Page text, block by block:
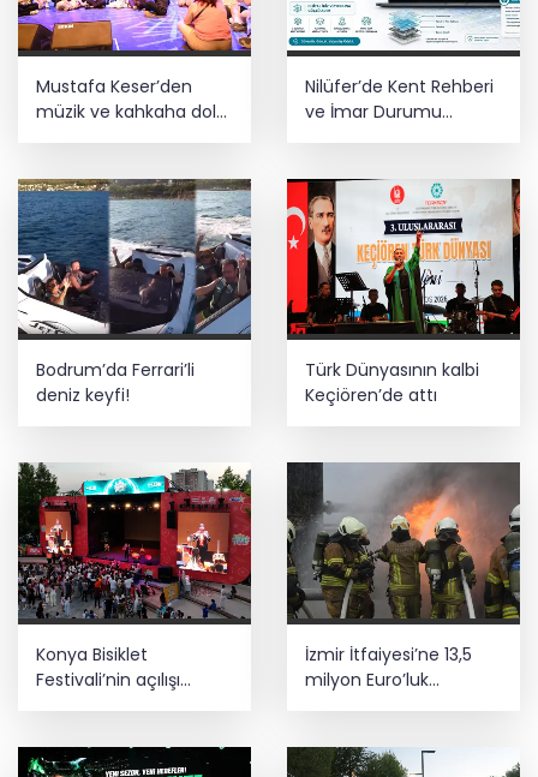
Lavantanın hikayesi başlıyor
başlıyor
Mustafa Keser’den
müzik ve kahkaha dolu
Nilüfer’de Kent Rehberi
ve İmar Durumu
Bodrum’da Ferrari’li
deniz keyfi!
Türk Dünyasının kalbi
Keçiören’de attı
Konya Bisiklet
Festivali’nin açılışı
İzmir İtfaiyesi’ne 13,5
milyon Euro’luk